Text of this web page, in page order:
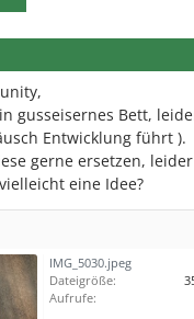
gusseisernes Bett,
Entwicklung führt ).
gerne ersetzen,
eine Idee?
IMG_5030.jpeg
Dateigröße:
Aufrufe: